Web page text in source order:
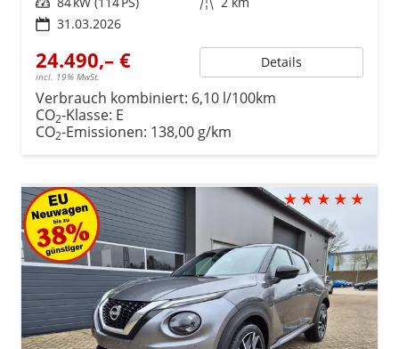
31.03.2026
24.490,– €
incl. 19% MwSt.
Details
Verbrauch kombiniert: 6,10 l/100km
CO2-Klasse: E
CO2-Emissionen: 138,00 g/km